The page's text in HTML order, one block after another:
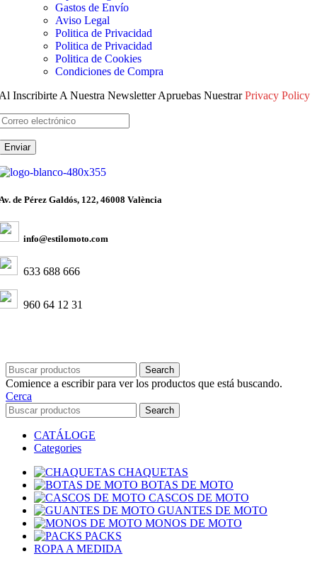
Gastos de Envío
Aviso Legal
Politica de Privacidad
Politica de Privacidad
Politica de Cookies
Condiciones de Compra
Inscribirte A Nuestra Newsletter Apruebas NuestrarPrivacy Policy
de Pérez Galdós, 122, 46008 València
info@estilomoto.com
633 688 666
960 64 12 31
Search
Comience a escribir para ver los productos que está buscando.
Cerca
Search
CATÁLOGE
Categories
CHAQUETAS
BOTAS DE MOTO
CASCOS DE MOTO
GUANTES DE MOTO
MONOS DE MOTO
PACKS
ROPA A MEDIDA